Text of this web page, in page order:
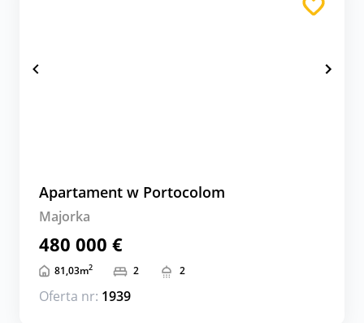
Apartament w Portocolom
Majorka
480 000 €
81,03m2 2 2
Oferta nr: 1939